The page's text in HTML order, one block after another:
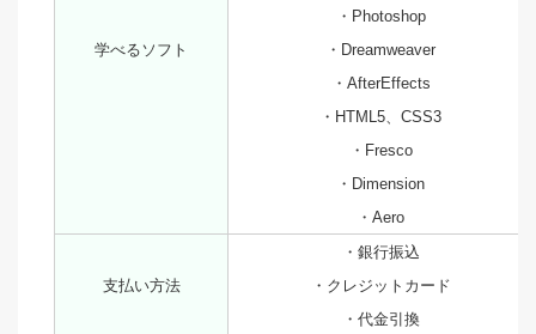
学べるソフト
・Photoshop
・Dreamweaver
・AfterEffects
・HTML5、CSS3
・Fresco
・Dimension
・Aero
支払い方法
・銀行振込
・クレジットカード
・代金引換